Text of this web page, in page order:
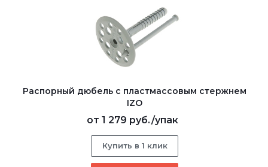
Распорный дюбель с пластмассовым стержнем
IZO
от 1 279 руб./упак
Купить в 1 клик